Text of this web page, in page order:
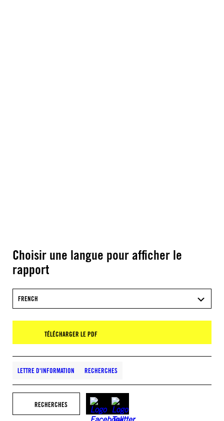
Choisir une langue pour afficher le
rapport
FRENCH
TÉLÉCHARGER LE PDF
LETTRE D'INFORMATION RECHERCHES
RECHERCHES